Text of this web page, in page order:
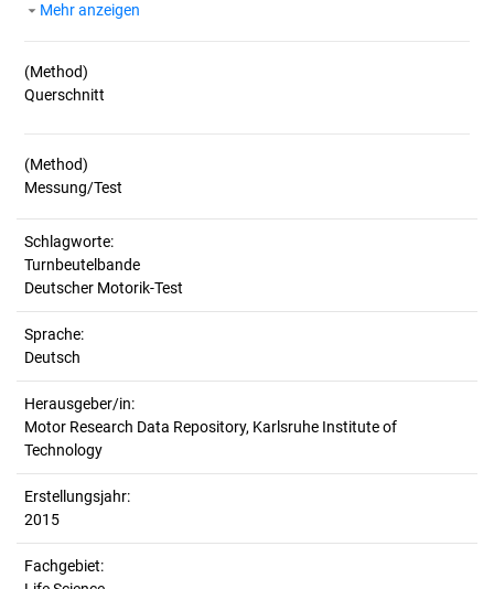
Mehr anzeigen
(Method)
(Method)
Schlagworte:
Turnbeutelbande
Deutscher Motorik-Test
Sprache:
Deutsch
Herausgeber/in:
Motor Research Data Repository, Karlsruhe Institute of
Technology
Erstellungsjahr:
2015
Fachgebiet: